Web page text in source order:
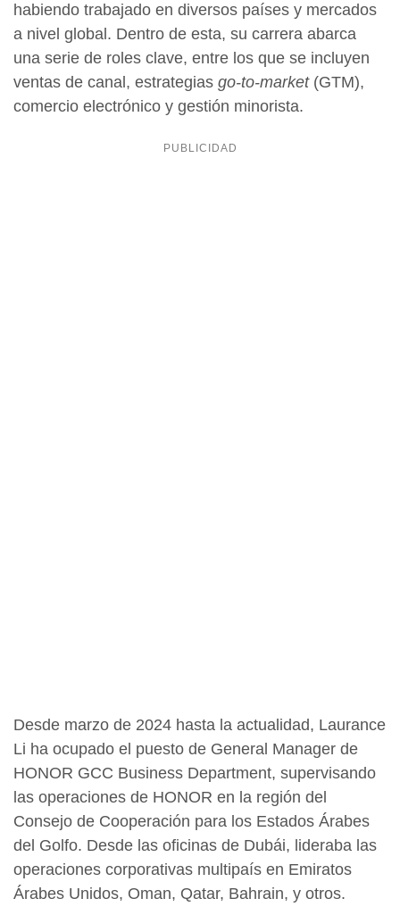
habiendo trabajado en diversos países y mercados
a nivel global. Dentro de esta, su carrera abarca
una serie de roles clave, entre los que se incluyen
ventas de canal, estrategias go-to-market (GTM),
comercio electrónico y gestión minorista.
Desde marzo de 2024 hasta la actualidad, Laurance
Li ha ocupado el puesto de General Manager de
HONOR GCC Business Department, supervisando
las operaciones de HONOR en la región del
Consejo de Cooperación para los Estados Árabes
del Golfo. Desde las oficinas de Dubái, lideraba las
operaciones corporativas multipaís en Emiratos
Árabes Unidos, Oman, Qatar, Bahrain, y otros.